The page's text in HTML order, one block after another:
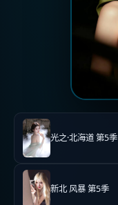
光之·北海道 第5季
新北 风暴 第5季